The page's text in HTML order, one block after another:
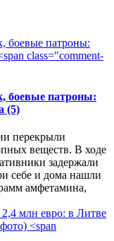
боевые патроны:
(5)
перекрыли
веществ. В ходе
задержали
себе и дома нашли
амфетамина,